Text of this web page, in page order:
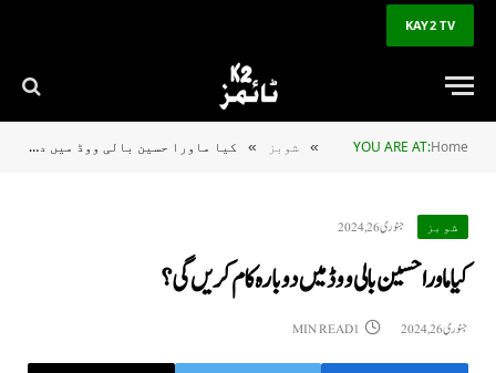
KAY2 TV
YOU ARE AT:Home
» شوبز » کیا ماورا حسین بالی ووڈ میں دوبارہ کام کریں گی؟
شوبز جنوری 26, 2024
کیا ماورا حسین بالی ووڈ میں دوبارہ کام کریں گی؟
جنوری 26, 2024 1 MIN READ